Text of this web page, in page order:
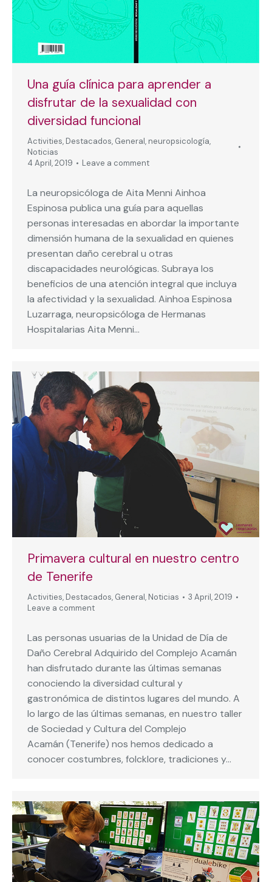
Una guía clínica para aprender a
disfrutar de la sexualidad con
diversidad funcional
Activities, Destacados, General, neuropsicología,
Noticias
4 April, 2019
Leave a comment
La neuropsicóloga de Aita Menni Ainhoa
Espinosa publica una guía para aquellas
personas interesadas en abordar la importante
dimensión humana de la sexualidad en quienes
presentan daño cerebral u otras
discapacidades neurológicas. Subraya los
beneficios de una atención integral que incluya
la afectividad y la sexualidad. Ainhoa Espinosa
Luzarraga, neuropsicóloga de Hermanas
Hospitalarias Aita Menni…
Primavera cultural en nuestro centro
de Tenerife
Activities, Destacados, General, Noticias
3 April, 2019
Leave a comment
Las personas usuarias de la Unidad de Día de
Daño Cerebral Adquirido del Complejo Acamán
han disfrutado durante las últimas semanas
conociendo la diversidad cultural y
gastronómica de distintos lugares del mundo. A
lo largo de las últimas semanas, en nuestro taller
de Sociedad y Cultura del Complejo
Acamán (Tenerife) nos hemos dedicado a
conocer costumbres, folcklore, tradiciones y…